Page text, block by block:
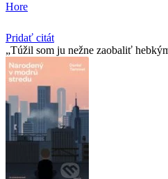
Hore
Pridať citát
Túžil som ju nežne zaobaliť